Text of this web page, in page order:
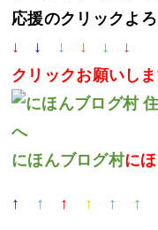
応援のクリックよ
↓ ↓ ↓ ↓ ↓ ↓
クリックお願いしま
にほんブログ村に
↑ ↑ ↑ ↑ ↑ ↑